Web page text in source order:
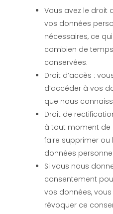
Vous avez le droit
vos données
nécessaires, ce
combien de
conservées.
Droit d’accès :
d’accéder à vos
que nous
Droit de
à tout moment de
faire supprimer ou
données
Si vous nous
consentement
vos données,
révoquer ce